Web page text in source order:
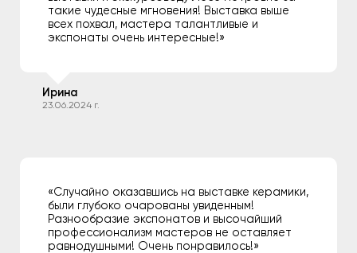
такие чудесные мгновения! Выставка выше
всех похвал, мастера талантливые и
экспонаты очень интересные!»
Ирина
23.06.2024 г.
«Случайно оказавшись на выставке керамики,
были глубоко очарованы увиденным!
Разнообразие экспонатов и высочайший
профессионализм мастеров не оставляет
равнодушными! Очень понравилось!»